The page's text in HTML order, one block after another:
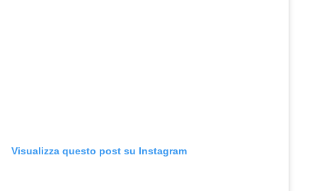
Visualizza questo post su Instagram